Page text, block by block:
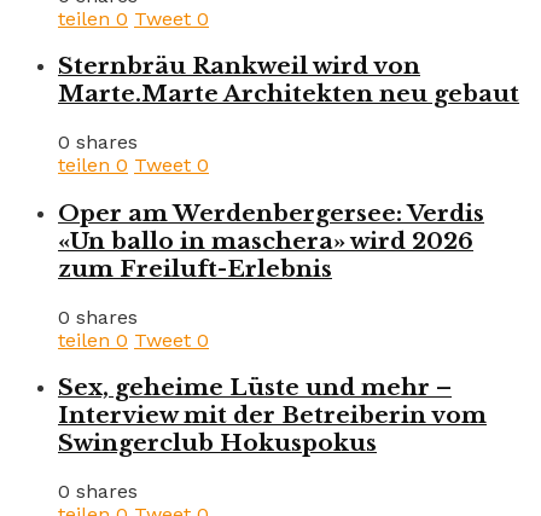
teilen 0 Tweet 0
Sternbräu Rankweil wird von
Marte.Marte Architekten neu gebaut
0 shares
teilen 0 Tweet 0
Oper am Werdenbergersee: Verdis
«Un ballo in maschera» wird 2026
zum Freiluft-Erlebnis
0 shares
teilen 0 Tweet 0
Sex, geheime Lüste und mehr –
Interview mit der Betreiberin vom
Swingerclub Hokuspokus
0 shares